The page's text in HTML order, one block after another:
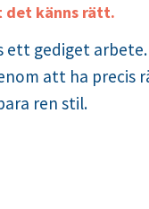
det känns rätt.
ett gediget arbete.
att ha
ren stil.